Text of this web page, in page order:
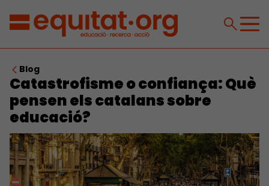
Blog
Catastrofisme o confiança: Què
pensen els catalans sobre
educació?